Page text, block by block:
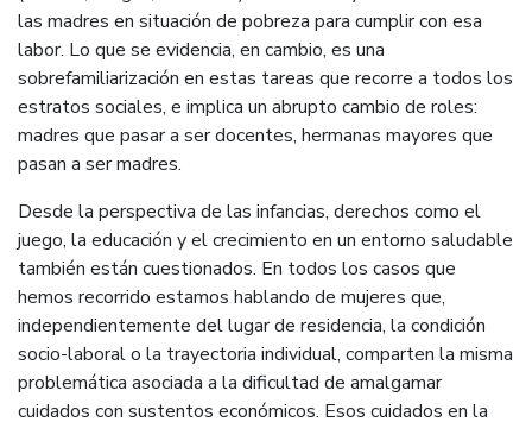
las madres en situación de pobreza para cumplir con esa
labor. Lo que se evidencia, en cambio, es una
sobrefamiliarización en estas tareas que recorre a todos los
estratos sociales, e implica un abrupto cambio de roles:
madres que pasar a ser docentes, hermanas mayores que
pasan a ser madres.
Desde la perspectiva de las infancias, derechos como el
juego, la educación y el crecimiento en un entorno saludable
también están cuestionados. En todos los casos que
hemos recorrido estamos hablando de mujeres que,
independientemente del lugar de residencia, la condición
socio-laboral o la trayectoria individual, comparten la misma
problemática asociada a la dificultad de amalgamar
cuidados con sustentos económicos. Esos cuidados en la